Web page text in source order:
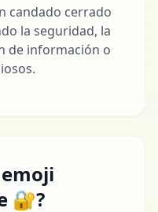
candado cerrado
la seguridad, la
de información o
🔐?